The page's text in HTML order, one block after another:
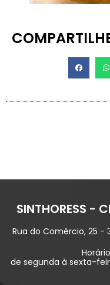
SINTHORESS -
Rua do Comércio, 25 -
de segunda à sexta-